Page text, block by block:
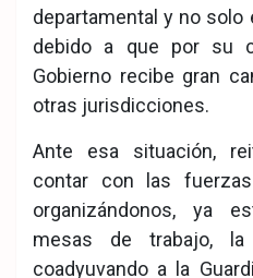
departamental y no solo
debido a que por su
Gobierno recibe gran
otras jurisdicciones.
Ante esa situación,
contar con las
organizándonos, ya
mesas de trabajo,
coadyuvando a la